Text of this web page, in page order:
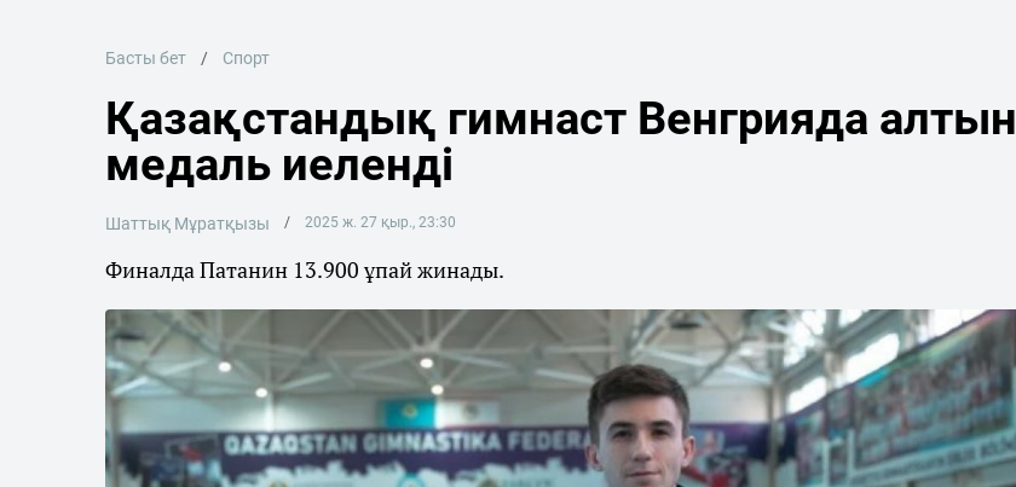
Басты бет Спорт
Қазақстандық гимнаст Венгрияда алтын
медаль иеленді
Шаттық Мұратқызы 2025 ж. 27 қыр., 23:30
Финалда Патанин 13.900 ұпай жинады.